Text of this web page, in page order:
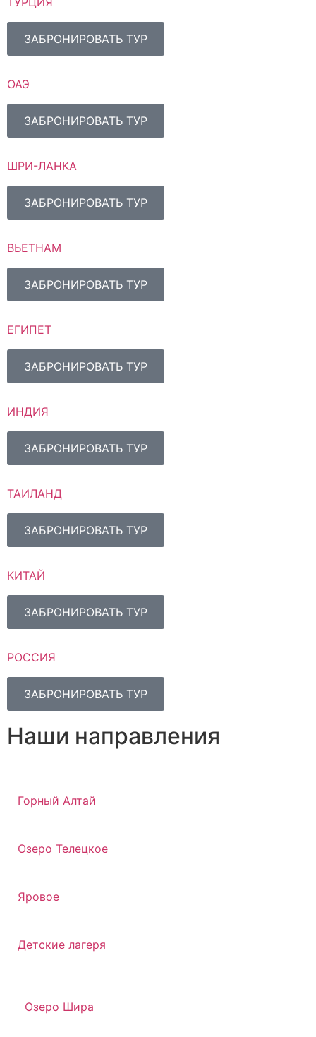
ЗАБРОНИРОВАТЬ ТУР
ОАЭ
ЗАБРОНИРОВАТЬ ТУР
ШРИ-ЛАНКА
ЗАБРОНИРОВАТЬ ТУР
ВЬЕТНАМ
ЗАБРОНИРОВАТЬ ТУР
ЕГИПЕТ
ЗАБРОНИРОВАТЬ ТУР
ИНДИЯ
ЗАБРОНИРОВАТЬ ТУР
ТАИЛАНД
ЗАБРОНИРОВАТЬ ТУР
КИТАЙ
ЗАБРОНИРОВАТЬ ТУР
РОССИЯ
ЗАБРОНИРОВАТЬ ТУР
Наши направления
Горный Алтай
Озеро Телецкое
Яровое
Детские лагеря
Озеро Шира